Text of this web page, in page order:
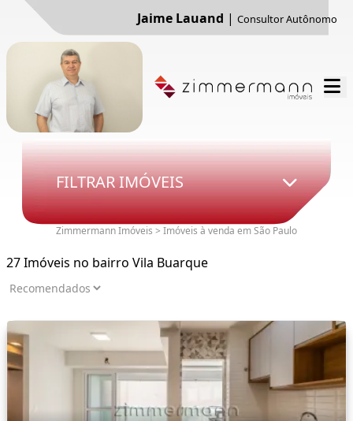
Jaime Lauand | Consultor Autônomo
FILTRAR IMÓVEIS
Zimmermann Imóveis > Imóveis à venda em São Paulo
27 Imóveis no bairro Vila Buarque